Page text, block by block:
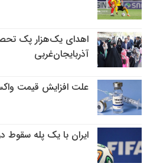
اهدای یک‌هزار پک
آذربایجان‌غربی
علت افزایش قیمت
ایران با یک پله سقوط